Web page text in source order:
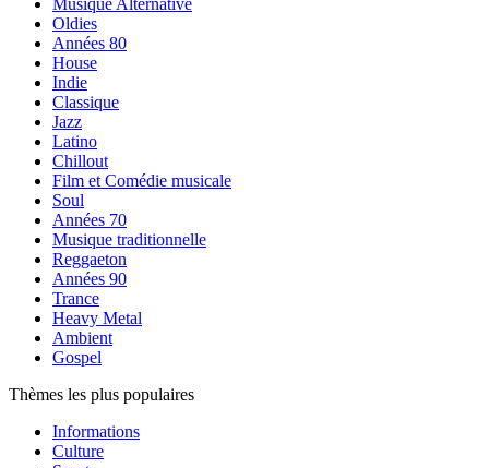
Musique Alternative
Oldies
Années 80
House
Indie
Classique
Jazz
Latino
Chillout
Film et Comédie musicale
Soul
Années 70
Musique traditionnelle
Reggaeton
Années 90
Trance
Heavy Metal
Ambient
Gospel
Thèmes les plus populaires
Informations
Culture